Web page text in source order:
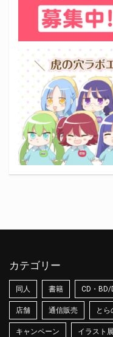
カテゴリー
同人 書籍 CD・BD/
店舗 通信販売 とら
キャンペーン イラスト展